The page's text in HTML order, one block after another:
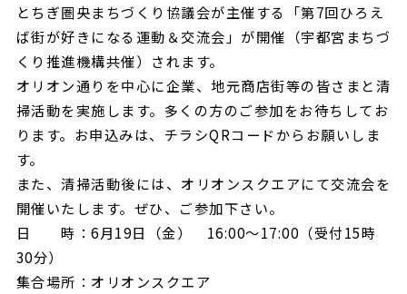
とちぎ圏央まちづくり協議会が主催する「第7回ひろえ
ば街が好きになる運動＆交流会」が開催（宇都宮まちづ
くり推進機構共催）されます。
オリオン通りを中心に企業、地元商店街等の皆さまと清
掃活動を実施します。多くの方のご参加をお待ちしてお
ります。お申込みは、チラシQRコードからお願いしま
す。
また、清掃活動後には、オリオンスクエアにて交流会を
開催いたします。ぜひ、ご参加下さい。
日 時：6月19日（金） 16:00～17:00（受付15時
30分）
集合場所：オリオンスクエア